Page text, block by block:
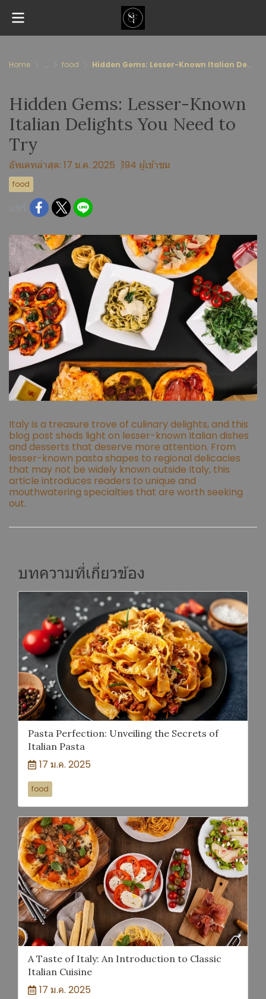
Home ... food Hidden Gems: Lesser-Known Italian Delights You Need to Try
Hidden Gems: Lesser-Known
Italian Delights You Need to
Try
อัพเดทล่าสุด: 17 ม.ค. 2025 194 ผู้เข้าชม
food
Italy is a treasure trove of culinary delights, and this
blog post sheds light on lesser-known Italian dishes
and desserts that deserve more attention. From
lesser-known pasta shapes to regional delicacies
that may not be widely known outside Italy, this
article introduces readers to unique and
mouthwatering specialties that are worth seeking
out.
บทความที่เกี่ยวข้อง
Pasta Perfection: Unveiling the Secrets of
Italian Pasta
17 ม.ค. 2025
food
A Taste of Italy: An Introduction to Classic
Italian Cuisine
17 ม.ค. 2025